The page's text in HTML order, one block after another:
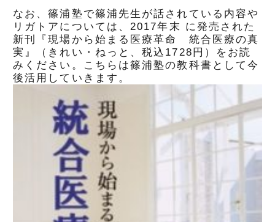
なお、篠浦塾で篠浦先生が話されている内容や
リガトアについては、2017年末 に発売された
新刊『現場から始まる医療革命 統合医療の真
実』（きれい・ねっと、税込1728円）をお読
みください。こちらは篠浦塾の教科書として今
後活用していきます。